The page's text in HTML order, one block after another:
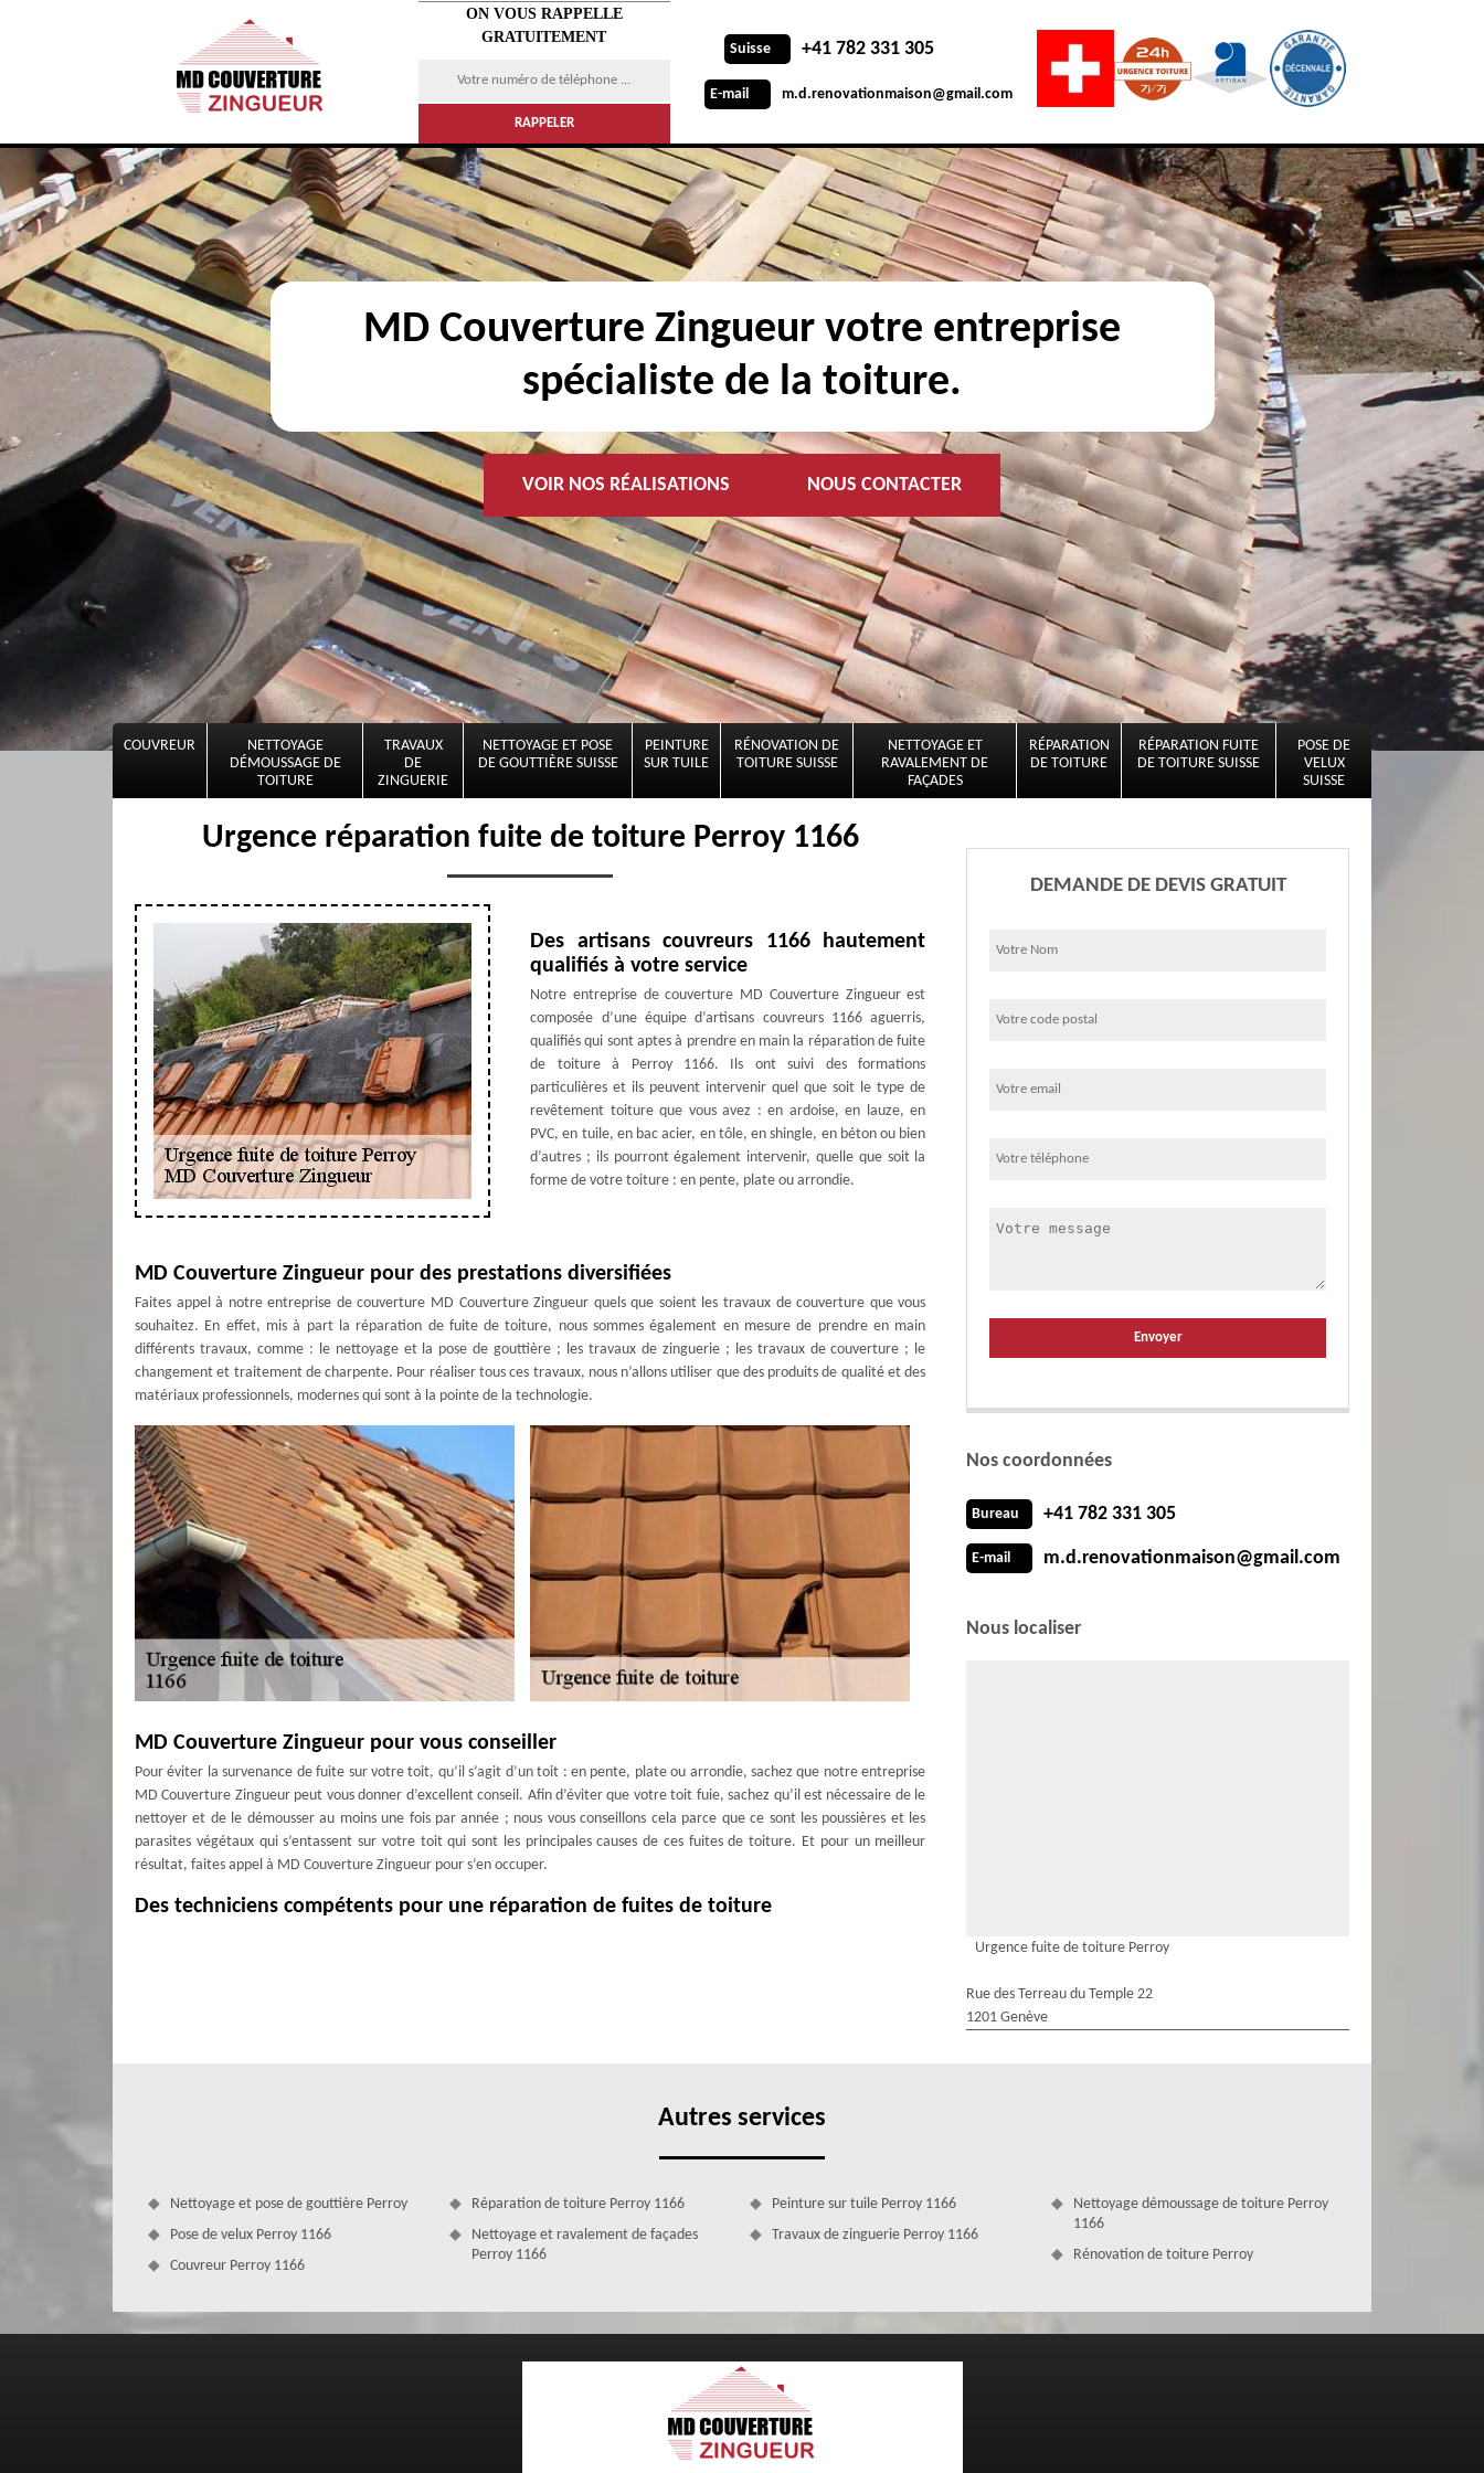
ON VOUS RAPPELLE
GRATUITEMENT
Suisse +41 782 331 305
E-mail m.d.renovationmaison@gmail.com
MD Couverture Zingueur votre entreprise
spécialiste de la toiture.
VOIR NOS RÉALISATIONS NOUS CONTACTER
COUVREUR
NETTOYAGE
DÉMOUSSAGE DE
TOITURE
TRAVAUX
DE
ZINGUERIE
NETTOYAGE ET POSE
DE GOUTTIÈRE SUISSE
PEINTURE
SUR TUILE
RÉNOVATION DE
TOITURE SUISSE
NETTOYAGE ET
RAVALEMENT DE
FAÇADES
RÉPARATION
DE TOITURE
RÉPARATION FUITE
DE TOITURE SUISSE
POSE DE
VELUX
SUISSE
Urgence réparation fuite de toiture Perroy 1166
Des artisans couvreurs 1166 hautement
qualifiés à votre service
Notre entreprise de couverture MD Couverture Zingueur est
composée d’une équipe d’artisans couvreurs 1166 aguerris,
qualifiés qui sont aptes à prendre en main la réparation de fuite
de toiture à Perroy 1166. Ils ont suivi des formations
particulières et ils peuvent intervenir quel que soit le type de
revêtement toiture que vous avez : en ardoise, en lauze, en
PVC, en tuile, en bac acier, en tôle, en shingle, en béton ou bien
d’autres ; ils pourront également intervenir, quelle que soit la
forme de votre toiture : en pente, plate ou arrondie.
MD Couverture Zingueur pour des prestations diversifiées
Faites appel à notre entreprise de couverture MD Couverture Zingueur quels que soient les travaux de couverture que vous
souhaitez. En effet, mis à part la réparation de fuite de toiture, nous sommes également en mesure de prendre en main
différents travaux, comme : le nettoyage et la pose de gouttière ; les travaux de zinguerie ; les travaux de couverture ; le
changement et traitement de charpente. Pour réaliser tous ces travaux, nous n’allons utiliser que des produits de qualité et des
matériaux professionnels, modernes qui sont à la pointe de la technologie.
MD Couverture Zingueur pour vous conseiller
Pour éviter la survenance de fuite sur votre toit, qu’il s’agit d’un toit : en pente, plate ou arrondie, sachez que notre entreprise
MD Couverture Zingueur peut vous donner d’excellent conseil. Afin d’éviter que votre toit fuie, sachez qu’il est nécessaire de le
nettoyer et de le démousser au moins une fois par année ; nous vous conseillons cela parce que ce sont les poussières et les
parasites végétaux qui s’entassent sur votre toit qui sont les principales causes de ces fuites de toiture. Et pour un meilleur
résultat, faites appel à MD Couverture Zingueur pour s’en occuper.
Des techniciens compétents pour une réparation de fuites de toiture
La réparation urgence fuite de toiture Perroy assurée par le couvreur MD Couverture
Ne tardez pas à contacter un professionnel pour effectuer une réparation urgence fuite de toiture Perroy conformément aux
normes en vigueur. Si vous êtes à 1166, n'hésitez pas à me contacter. En tant que couvreur, je suis en mesure d'intervenir en
DEMANDE DE DEVIS GRATUIT
Nos coordonnées
Bureau +41 782 331 305
E-mail m.d.renovationmaison@gmail.com
Nous localiser
Urgence fuite de toiture Perroy
Rue des Terreau du Temple 22
1201 Genève
Autres services
Nettoyage et pose de gouttière Perroy
Pose de velux Perroy 1166
Couvreur Perroy 1166
Réparation de toiture Perroy 1166
Nettoyage et ravalement de façades
Perroy 1166
Peinture sur tuile Perroy 1166
Travaux de zinguerie Perroy 1166
Nettoyage démoussage de toiture Perroy
1166
Rénovation de toiture Perroy